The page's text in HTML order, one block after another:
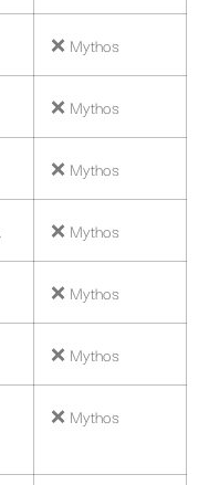
❌ Mythos
❌ Mythos
❌ Mythos
❌ Mythos
❌ Mythos
❌ Mythos
❌ Mythos